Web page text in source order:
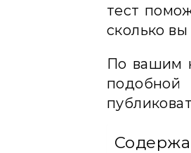
тест
сколько
По вашим